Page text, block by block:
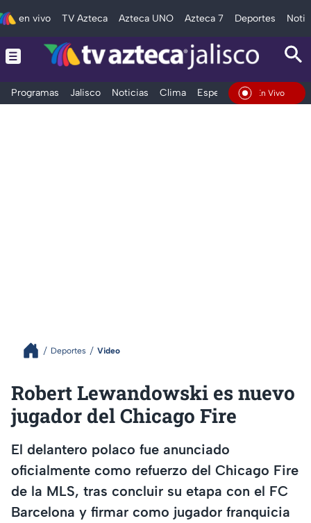
en vivo TV Azteca Azteca UNO Azteca 7 Deportes
Programas Jalisco Noticias Clima Espectáculos Deportes
En Vivo
Deportes Video
Robert Lewandowski es nuevo
jugador del Chicago Fire
El delantero polaco fue anunciado
oficialmente como refuerzo del Chicago Fire
de la MLS, tras concluir su etapa con el FC
Barcelona y firmar como jugador franquicia